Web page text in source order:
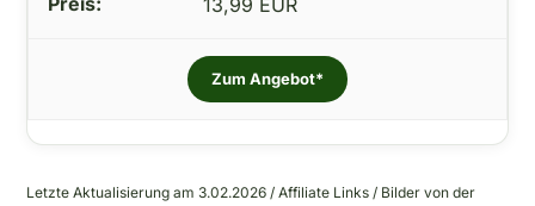
13,99 EUR
Zum Angebot*
Letzte Aktualisierung am 3.02.2026 / Affiliate Links / Bilder von der